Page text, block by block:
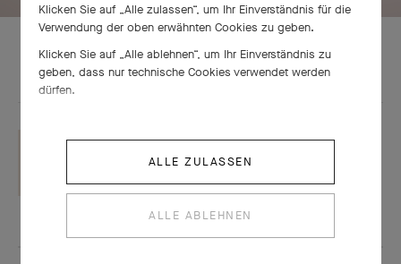
COUTURE
Der
Van Cleef & Arpels-Stil
Klicken Sie auf „Alle zulassen“, um Ihr Einverständnis für die
Verwendung der oben erwähnten Cookies zu geben.
Klicken Sie auf „Alle ablehnen“, um Ihr Einverständnis zu
geben, dass nur technische Cookies verwendet werden
dürfen.
ALLE ZULASSEN
ALLE ABLEHNEN